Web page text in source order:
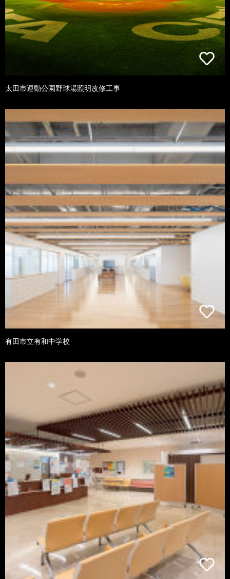
太田市運動公園野球場照明改修工事
有田市立有和中学校